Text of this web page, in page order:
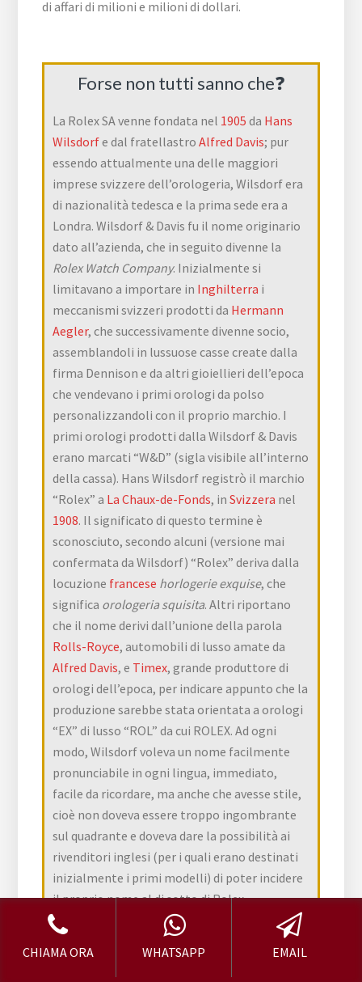
di affari di milioni e milioni di dollari.
Forse non tutti sanno che❓
La Rolex SA venne fondata nel 1905 da Hans
Wilsdorfe dal fratellastroAlfred Davis; pur
essendo attualmente una delle maggiori
imprese svizzere dell’orologeria, Wilsdorf era
di nazionalità tedesca e la prima sede era a
Londra. Wilsdorf & Davis fu il nome originario
dato all’azienda, che in seguito divenne la
Rolex Watch Company. Inizialmente si
limitavano a importare in Inghilterra i
meccanismi svizzeri prodotti da Hermann
Aegler, che successivamente divenne socio,
assemblandoli in lussuose casse create dalla
firma Dennison e da altri gioiellieri dell’epoca
che vendevano i primi orologi da polso
personalizzandoli con il proprio marchio. I
primi orologi prodotti dalla Wilsdorf & Davis
erano marcati “W&D” (sigla visibile all’interno
della cassa). Hans Wilsdorf registrò il marchio
“Rolex” a La Chaux-de-Fonds, inSvizzera nel
1908. Il significato di questo termine è
sconosciuto, secondo alcuni (versione mai
confermata da Wilsdorf) “Rolex” deriva dalla
locuzione francese horlogerie exquise, che
significa orologeria squisita. Altri riportano
che il nome derivi dall’unione della parola
Rolls-Royce, automobili di lusso amate da
Alfred Davis, e Timex, grande produttore di
orologi dell’epoca, per indicare appunto che la
produzione sarebbe stata orientata a orologi
“EX” di lusso “ROL” da cui ROLEX. Ad ogni
modo, Wilsdorf voleva un nome facilmente
pronunciabile in ogni lingua, immediato,
facile da ricordare, ma anche che avesse stile,
cioè non doveva essere troppo ingombrante
sul quadrante e doveva dare la possibilità ai
rivenditori inglesi (per i quali erano destinati
inizialmente i primi modelli) di poter incidere
il proprio nome al di sotto di Rolex.
La Wilsdorf & Davis si spostò dalla
. Wilsdorf avrebbe voluto
rendere economici i suoi prodotti, ma le tasse
CHIAMA ORA WHATSAPP EMAIL